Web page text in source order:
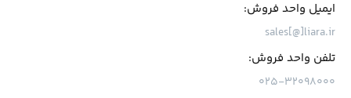
ایمیل واحد فروش:
sales[@]liara.ir
تلفن واحد فروش:
۰۲۵-۳۲۰۹۸۰۰۰